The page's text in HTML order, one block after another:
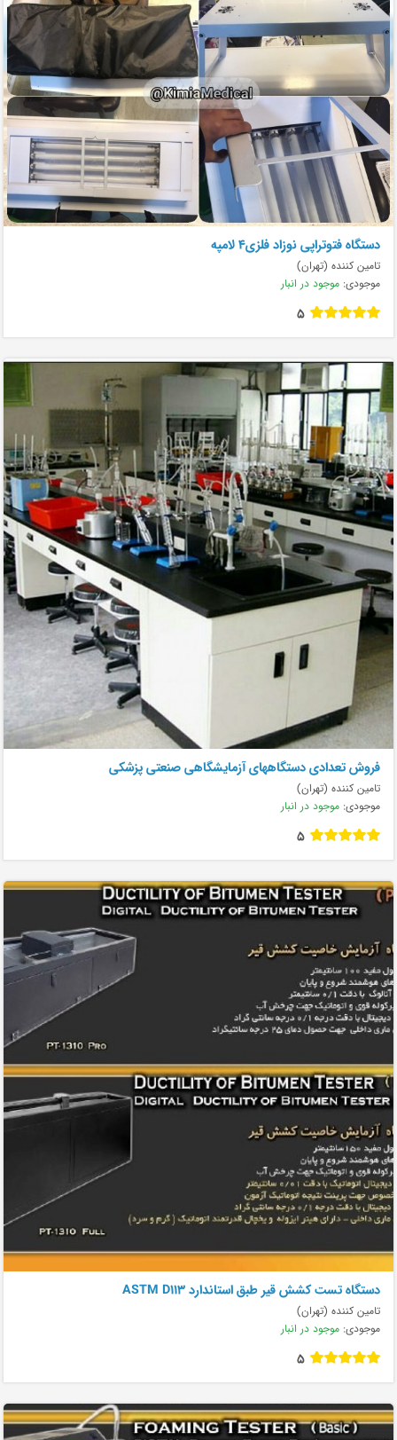
دستگاه فتوتراپی نوزاد فلزی‌۴ لامپه
تامین کننده (تهران)
موجودی: موجود در انبار
5
فروش تعدادی دستگاههای آزمایشگاهی صنعتی پزشکی
تامین کننده (تهران)
موجودی: موجود در انبار
5
دستگاه تست کشش قير طبق استاندارد ASTM D113
تامین کننده (تهران)
موجودی: موجود در انبار
5